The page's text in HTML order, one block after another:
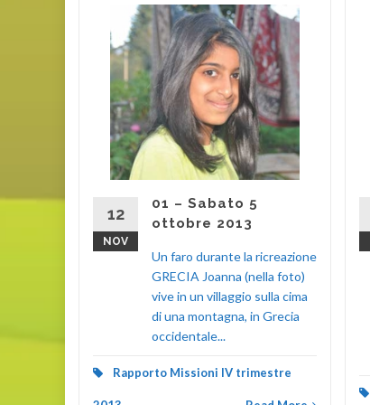
12
NOV
01 – Sabato 5
ottobre 2013
Un faro durante la ricreazione
GRECIA Joanna (nella foto)
vive in un villaggio sulla cima
di una montagna, in Grecia
occidentale...
Rapporto Missioni IV trimestre